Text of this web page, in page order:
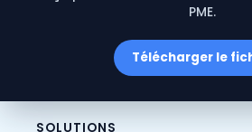
PME.
Télécharger le
SOLUTIONS